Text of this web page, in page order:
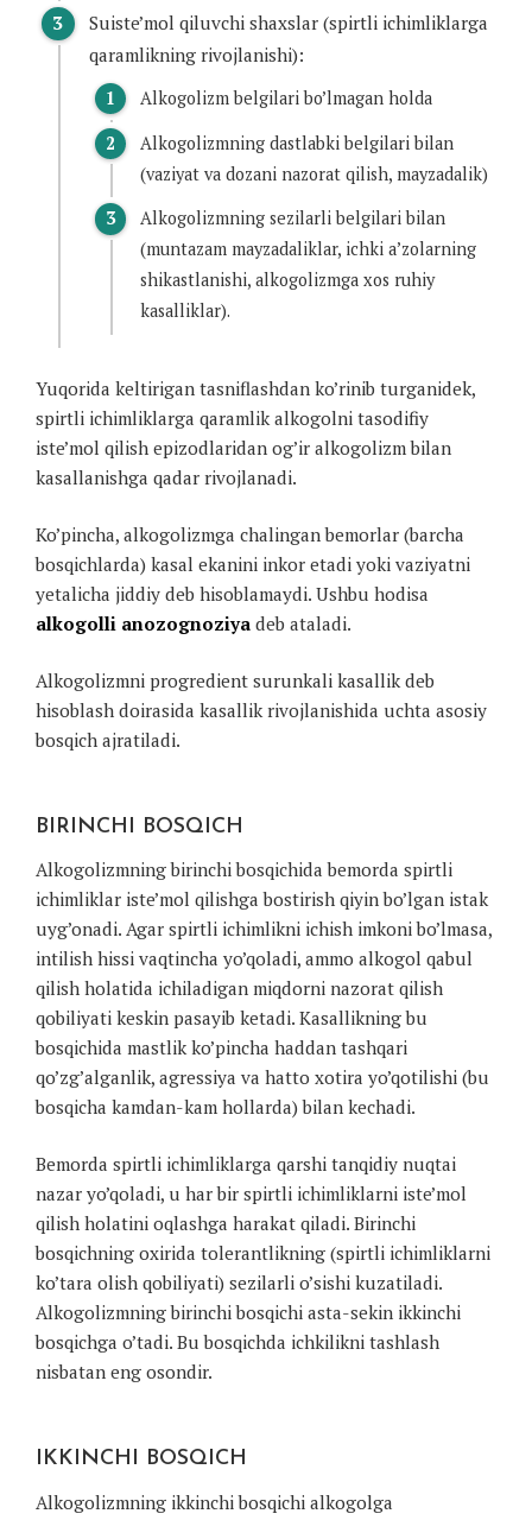
Suiste’mol qiluvchi shaxslar (spirtli ichimliklarga
qaramlikning rivojlanishi):
Alkogolizm belgilari bo’lmagan holda
Alkogolizmning dastlabki belgilari bilan
(vaziyat va dozani nazorat qilish, mayzadalik)
Alkogolizmning sezilarli belgilari bilan
(muntazam mayzadaliklar, ichki a’zolarning
shikastlanishi, alkogolizmga xos ruhiy
kasalliklar).
Yuqorida keltirigan tasniflashdan ko’rinib turganidek,
spirtli ichimliklarga qaramlik alkogolni tasodifiy
iste’mol qilish epizodlaridan og’ir alkogolizm bilan
kasallanishga qadar rivojlanadi.
Ko’pincha, alkogolizmga chalingan bemorlar (barcha
bosqichlarda) kasal ekanini inkor etadi yoki vaziyatni
yetalicha jiddiy deb hisoblamaydi. Ushbu hodisa
alkogolli anozognoziya deb ataladi.
Alkogolizmni progredient surunkali kasallik deb
hisoblash doirasida kasallik rivojlanishida uchta asosiy
bosqich ajratiladi.
BIRINCHI BOSQICH
Alkogolizmning birinchi bosqichida bemorda spirtli
ichimliklar iste’mol qilishga bostirish qiyin bo’lgan istak
uyg’onadi. Agar spirtli ichimlikni ichish imkoni bo’lmasa,
intilish hissi vaqtincha yo’qoladi, ammo alkogol qabul
qilish holatida ichiladigan miqdorni nazorat qilish
qobiliyati keskin pasayib ketadi. Kasallikning bu
bosqichida mastlik ko’pincha haddan tashqari
qo’zg’alganlik, agressiya va hatto xotira yo’qotilishi (bu
bosqicha kamdan-kam hollarda) bilan kechadi.
Bemorda spirtli ichimliklarga qarshi tanqidiy nuqtai
nazar yo’qoladi, u har bir spirtli ichimliklarni iste’mol
qilish holatini oqlashga harakat qiladi. Birinchi
bosqichning oxirida tolerantlikning (spirtli ichimliklarni
ko’tara olish qobiliyati) sezilarli o’sishi kuzatiladi.
Alkogolizmning birinchi bosqichi asta-sekin ikkinchi
bosqichga o’tadi. Bu bosqichda ichkilikni tashlash
nisbatan eng osondir.
IKKINCHI BOSQICH
Alkogolizmning ikkinchi bosqichi alkogolga